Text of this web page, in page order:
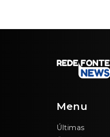
Menu
Últimas